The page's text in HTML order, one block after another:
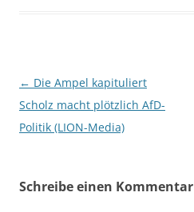
Beitragsnavigation
← Die Ampel kapituliert
Scholz macht plötzlich AfD-
Politik (LION-Media)
Schreibe einen Kommentar